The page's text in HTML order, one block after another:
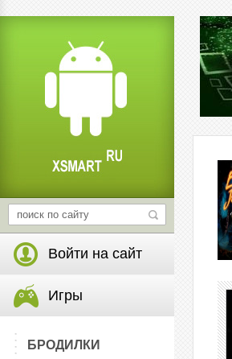
Войти на сайт
Игры
БРОДИЛКИ